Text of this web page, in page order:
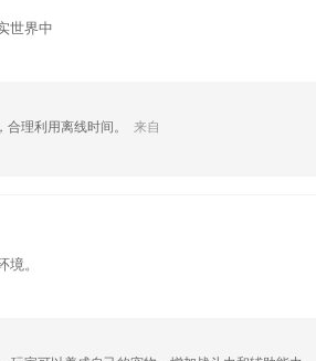
件，您可以到应用商店进行打分评论，说出您
世界中
理利用离线时间。
来自
。